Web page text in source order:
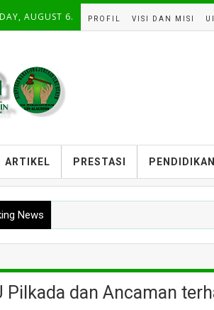
AUGUST 6. PROFIL VISI DAN MISI
ARTIKEL PRESTASI PENDIDIKAN
News ⚖️
Pilkada dan Ancaman